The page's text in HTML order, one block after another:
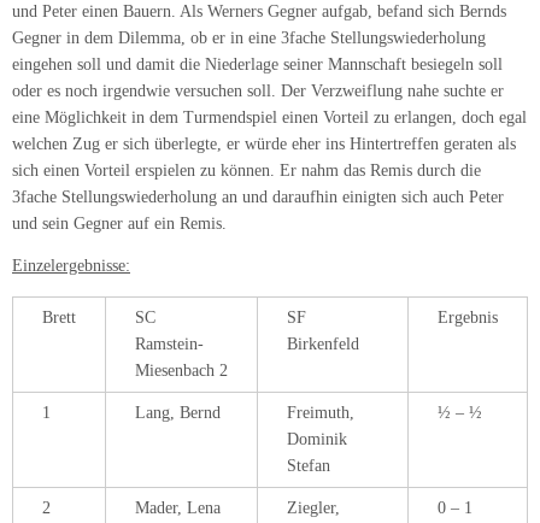
und Peter einen Bauern. Als Werners Gegner aufgab, befand sich Bernds
Gegner in dem Dilemma, ob er in eine 3fache Stellungswiederholung
eingehen soll und damit die Niederlage seiner Mannschaft besiegeln soll
oder es noch irgendwie versuchen soll. Der Verzweiflung nahe suchte er
eine Möglichkeit in dem Turmendspiel einen Vorteil zu erlangen, doch egal
welchen Zug er sich überlegte, er würde eher ins Hintertreffen geraten als
sich einen Vorteil erspielen zu können. Er nahm das Remis durch die
3fache Stellungswiederholung an und daraufhin einigten sich auch Peter
und sein Gegner auf ein Remis.
Einzelergebnisse:
Brett
SC
Ramstein-
Miesenbach 2
SF
Birkenfeld
Ergebnis
1 Lang, Bernd
Freimuth,
Dominik
Stefan
½ – ½
2 Mader, Lena
Ziegler,
0 – 1